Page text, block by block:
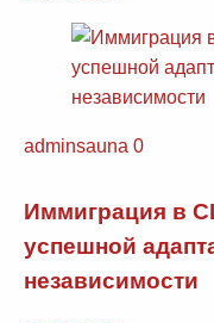
adminsauna 0
Иммиграция в
успешной
независимости